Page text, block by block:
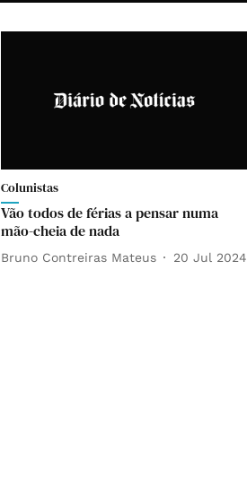
Colunistas
Vão todos de férias a pensar numa
mão-cheia de nada
Bruno Contreiras Mateus 20 Jul 2024